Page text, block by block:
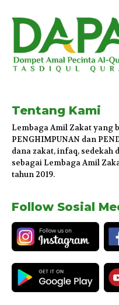
Tentang Kami
Lembaga Amil Zakat yang
PENGHIMPUNAN dan
dana zakat, infaq, sedekah
sebagai Lembaga Amil
tahun 2019.
Follow Sosial